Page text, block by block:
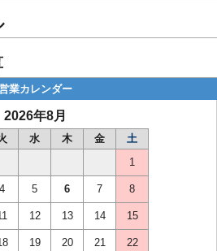
業カレンダー
2026年8月
水 木 金
土
1
4 5 6 7 8
12 13 14 15
19 20 21 22